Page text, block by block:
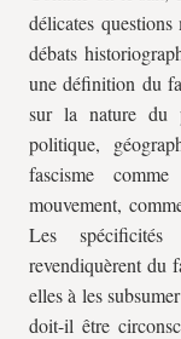
délicates
débats
une définition du
sur la nature du
politique,
fascisme
mouvement,
Les
revendiquèrent du
elles à les
doit-il être